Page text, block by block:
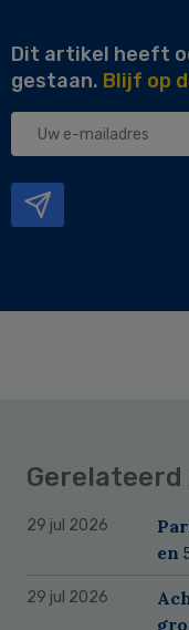
Dit artikel heeft
gestaan. Blijf op
Uw
29 jul 2026
en
29 jul 2026